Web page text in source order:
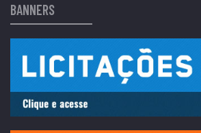
BANNERS